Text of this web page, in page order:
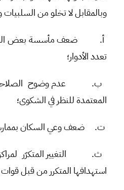
وبالمقابل لا تخلو من السلبيات
أ‌.ضعف مأسسة بعض
تعدد الأدوار؛
ب‌. عدم وضوح
المعتمدة للنظر في الشكوى؛
ت‌. ضعف وعي السكان
ث‌. التغيير المتكرّر
استهدافها المتكرر من قبل